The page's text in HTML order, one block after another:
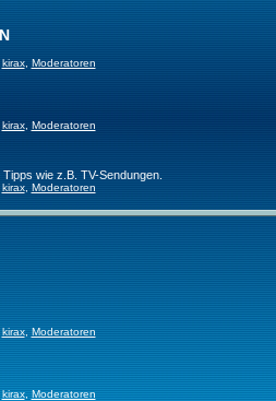
kirax, Moderatoren
kirax, Moderatoren
wie z.B. TV-Sendungen.
kirax, Moderatoren
kirax, Moderatoren
kirax, Moderatoren